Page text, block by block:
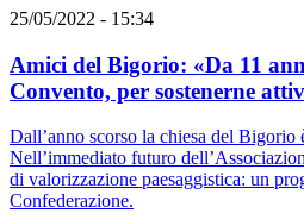
25/05/2022 - 15:34
Amici del Bigorio: «Da 11
Convento, per sostenerne
Dall’anno scorso la chiesa del Bigorio
Nell’immediato futuro
di valorizzazione paesaggistica: un
Confederazione.